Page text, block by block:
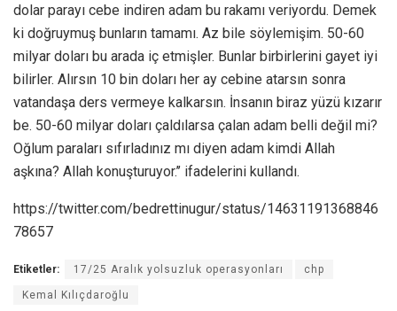
dolar parayı cebe indiren adam bu rakamı veriyordu. Demek
ki doğruymuş bunların tamamı. Az bile söylemişim. 50-60
milyar doları bu arada iç etmişler. Bunlar birbirlerini gayet iyi
bilirler. Alırsın 10 bin doları her ay cebine atarsın sonra
vatandaşa ders vermeye kalkarsın. İnsanın biraz yüzü kızarır
be. 50-60 milyar doları çaldılarsa çalan adam belli değil mi?
Oğlum paraları sıfırladınız mı diyen adam kimdi Allah
aşkına? Allah konuşturuyor.’’ ifadelerini kullandı.
https://twitter.com/bedrettinugur/status/14631191368846
78657
Etiketler: 17/25 Aralık yolsuzluk operasyonları chp
Kemal Kılıçdaroğlu